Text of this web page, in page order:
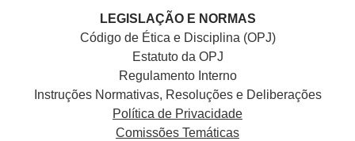
LEGISLAÇÃO E NORMAS
Código de Ética e Disciplina (OPJ)
Estatuto da OPJ
Regulamento Interno
Instruções Normativas, Resoluções e Deliberações
Política de Privacidade
Comissões Temáticas